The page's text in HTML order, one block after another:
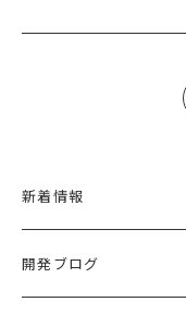
新着情報
開発ブログ